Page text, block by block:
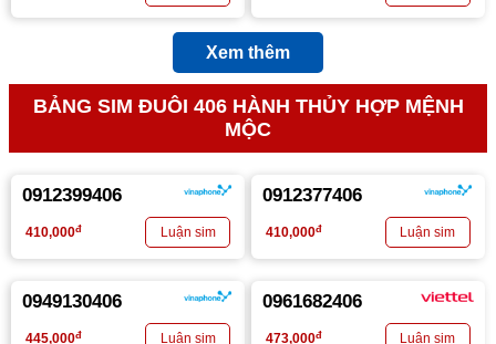
Xem thêm
BẢNG SIM ĐUÔI 406 HÀNH THỦY HỢP MỆNH
MỘC
0912399406
410,000đ
0912377406
410,000đ
0949130406
445,000đ
0961682406
473,000đ